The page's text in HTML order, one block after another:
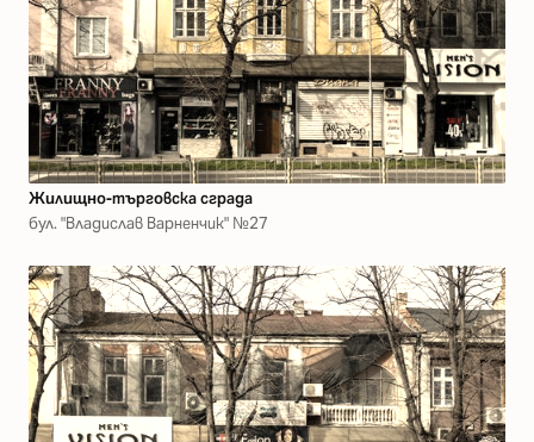
Жилищно-търговска сграда
бул. "Владислав Варненчик" №27